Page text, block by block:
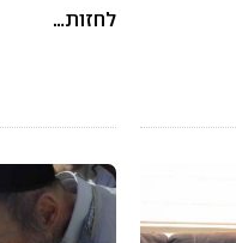
לחזות…